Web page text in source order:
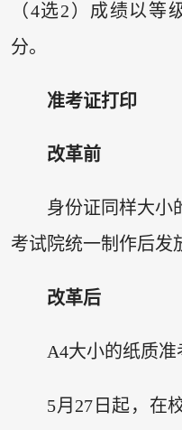
（4选2）成绩以等
分。
准考证打印
改革前
身份证同样大小
考试院统一制作后发
改革后
A4大小的纸质准
5月27日起，在